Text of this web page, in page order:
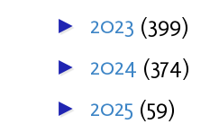
► 2023 (399)
► 2024 (374)
► 2025 (59)